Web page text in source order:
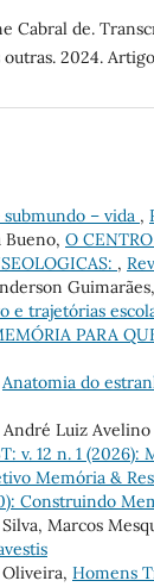
Cabral de.
2024.
submundo – vida ,
Bueno, O
,
Guimarães,
e trajetórias
PARA
Anatomia do
Luiz Avelino
v. 12 n. 1 (2026):
Memória &
Construindo
Marcos
Homens